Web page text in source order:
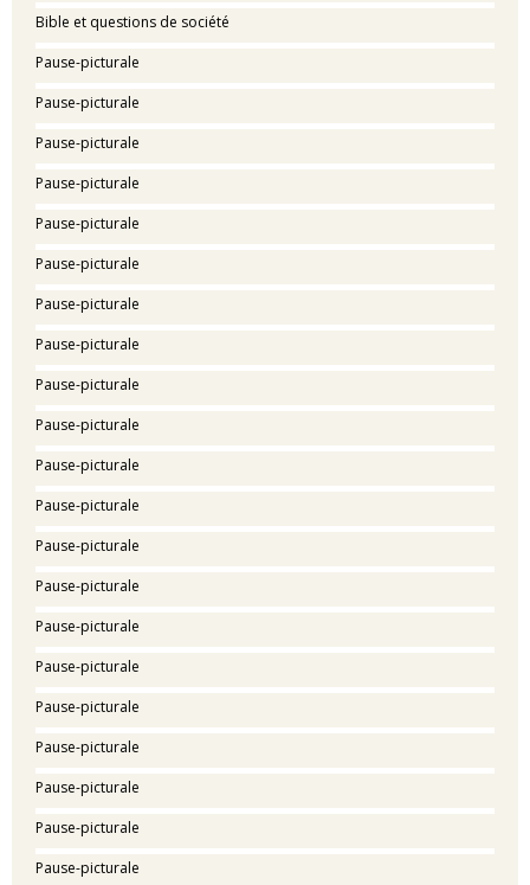
Bible et questions de société
Pause-picturale
Pause-picturale
Pause-picturale
Pause-picturale
Pause-picturale
Pause-picturale
Pause-picturale
Pause-picturale
Pause-picturale
Pause-picturale
Pause-picturale
Pause-picturale
Pause-picturale
Pause-picturale
Pause-picturale
Pause-picturale
Pause-picturale
Pause-picturale
Pause-picturale
Pause-picturale
Pause-picturale